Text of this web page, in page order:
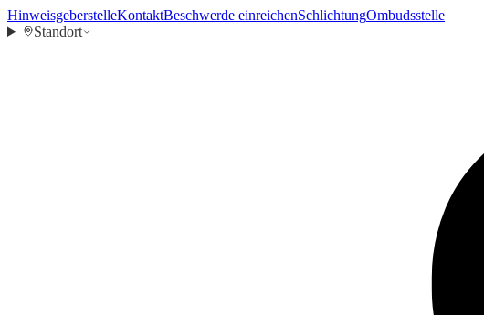
HinweisgeberstelleKontaktBeschwerde einreichenSchlichtungOmbudsstelle
Standort